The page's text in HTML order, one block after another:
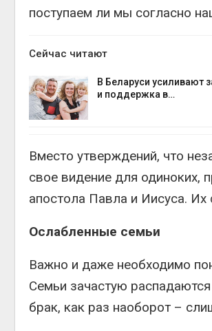
поступаем ли мы согласно
Сейчас читают
В Беларуси усиливают
и поддержка в…
Вместо утверждений, что
свое видение для одиноких,
апостола Павла и Иисуса.
Ослабленные семьи
Важно и даже необходимо
Семьи зачастую
брак, как раз наоборот –